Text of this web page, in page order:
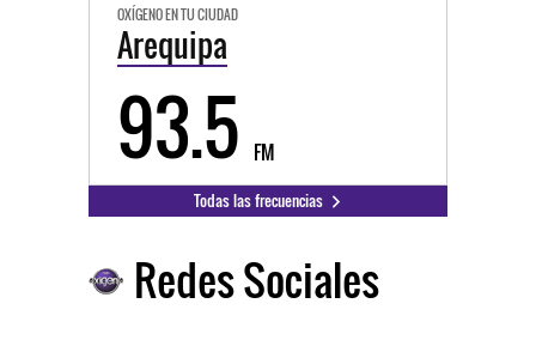
OXÍGENO EN TU CIUDAD
Arequipa
93.5 FM
Todas las frecuencias
Redes Sociales